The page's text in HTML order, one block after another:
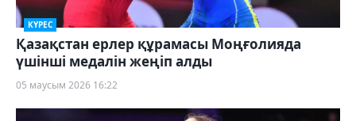
КҮРЕС
Қазақстан ерлер құрамасы Моңғолияда
үшінші медалін жеңіп алды
05 маусым 2026 16:22